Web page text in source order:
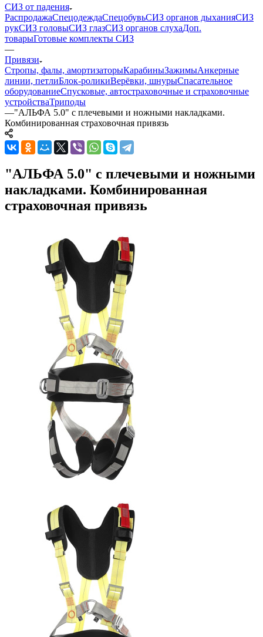
СИЗ от падения
РаспродажаСпецодеждаСпецобувьСИЗ органов дыханияСИЗ
рукСИЗ головыСИЗ глазСИЗ органов слухаДоп.
товарыГотовые комплекты СИЗ
—
Привязи
Стропы, фалы, амортизаторыКарабиныЗажимыАнкерные
линии, петлиБлок-роликиВерёвки, шнурыСпасательное
оборудованиеСпусковые, автостраховочные и страховочные
устройстваТриподы
—"АЛЬФА 5.0" с плечевыми и ножными накладками.
Комбинированная страховочная привязь
"АЛЬФА 5.0" с плечевыми и ножными
накладками. Комбинированная
страховочная привязь